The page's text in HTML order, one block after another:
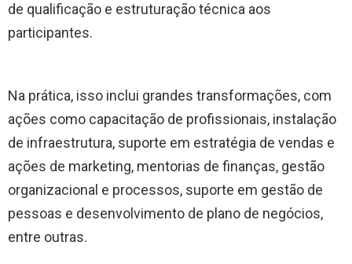
de qualificação e estruturação técnica aos
participantes.
Na prática, isso inclui grandes transformações, com
ações como capacitação de profissionais, instalação
de infraestrutura, suporte em estratégia de vendas e
ações de marketing, mentorias de finanças, gestão
organizacional e processos, suporte em gestão de
pessoas e desenvolvimento de plano de negócios,
entre outras.